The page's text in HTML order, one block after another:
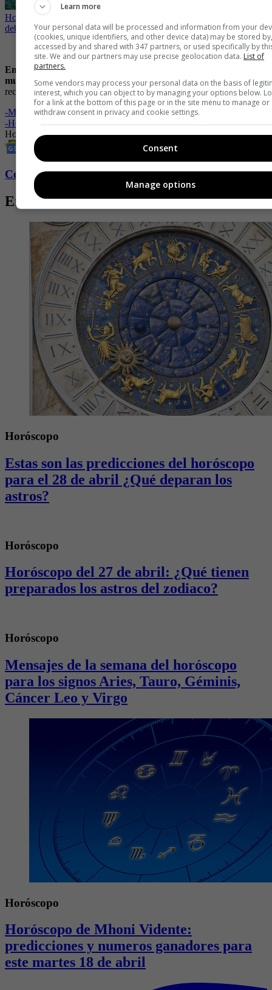
Horóscopo: los irresistibles signos zodiacales con los que no
deberías tener una relación seria
Piscis
Empezando la semana los astros te recomiendan que pienses
mucho antes de tomar una decisión que involucre a tu pareja. El
reconocimiento de tus ideas dentro de lo laboral es muy importante.
-Mercurio Retrógrado 2025: calendario de fechas
-Horóscopo semanal del 11 al 17 de diciembre de 2023
HoróscopomisticaDestinosPredicciones
Conozca más de Fucsia aquí
Entradas relacionadas
Horóscopo
Estas son las predicciones del horóscopo
para el 28 de abril ¿Qué deparan los
astros?
Horóscopo
Horóscopo del 27 de abril: ¿Qué tienen
preparados los astros del zodiaco?
Mensajes de la semana del horóscopo
para los signos Aries, Tauro, Géminis,
Cáncer Leo y Virgo
Learn more
Your personal data will be processed and information from your
(cookies, unique identifiers, and other device data) may be stored by,
accessed by and shared with 347 partners, or used specifically by
site. We and our partners may use precise geolocation data. List of
partners.
Some vendors may process your personal data on the basis of
interest, which you can object to by managing your options below.
for a link at the bottom of this page or in the site menu to manage or
withdraw consent in privacy and cookie settings.
Consent
Manage options